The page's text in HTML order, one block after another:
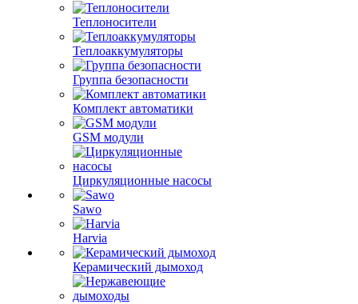
Теплоносители
Теплоаккумуляторы
Группа безопасности
Комплект автоматики
GSM модули
Циркуляционные насосы
Sawo
Harvia
Керамический дымоход